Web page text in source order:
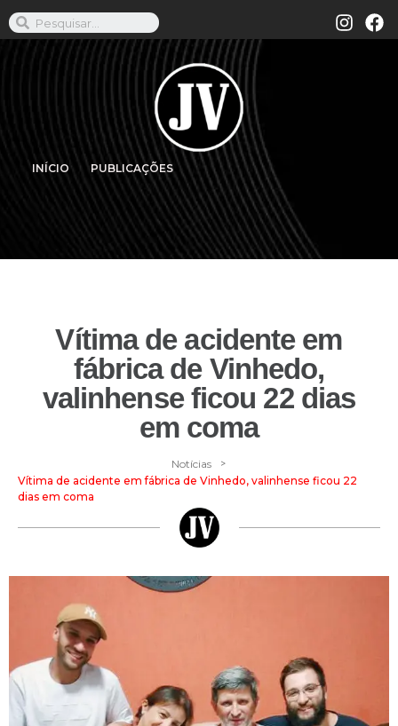
INÍCIO PUBLICAÇÕES
Vítima de acidente em
fábrica de Vinhedo,
valinhense ficou 22 dias
em coma
Notícias >
Vítima de acidente em fábrica de Vinhedo, valinhense ficou 22
dias em coma